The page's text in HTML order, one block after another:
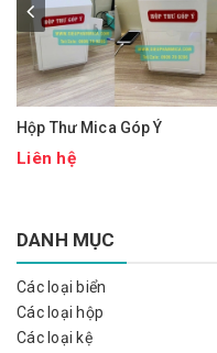
Hộp Thư Mica Góp Ý
Liên hệ
DANH MỤC
Các loại biển
Các loại hộp
Các loại kệ